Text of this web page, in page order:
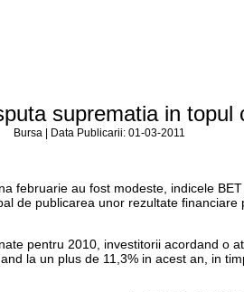
suprematia in topul
Bursa | Data Publicarii: 01-03-2011
februarie au fost modeste, indicele
de publicarea unor rezultate
pentru 2010, investitorii acordand o
la un plus de 11,3% in acest an, in